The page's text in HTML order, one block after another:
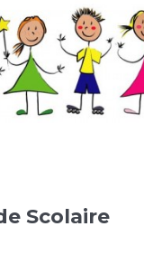
Scolaire